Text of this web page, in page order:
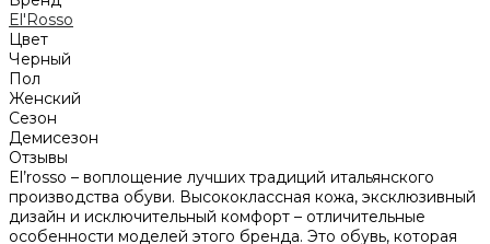
El'Rosso
Цвет
Черный
Пол
Женский
Сезон
Демисезон
Отзывы
El’rosso – воплощение лучших традиций итальянского
производства обуви. Высококлассная кожа, эксклюзивный
дизайн и исключительный комфорт – отличительные
особенности моделей этого бренда. Это обувь, которая